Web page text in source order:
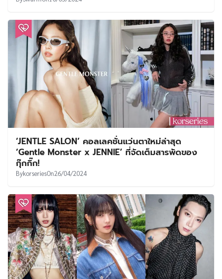
‘JENTLE SALON’ คอลเลคชั่นแว่นตาใหม่ล่าสุด
‘Gentle Monster x JENNIE’ ที่จัดเต็มสารพัดของ
กุ๊กกิ๊ก!
BykorseriesOn26/04/2024